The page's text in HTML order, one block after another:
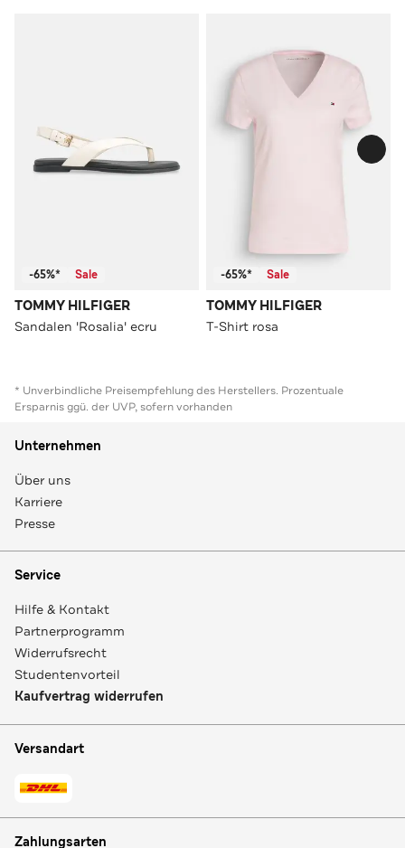
-65%* Sale
TOMMY HILFIGER
Sandalen 'Rosalia' ecru
-65%* Sale
TOMMY HILFIGER
T-Shirt rosa
* Unverbindliche Preisempfehlung des Herstellers. Prozentuale
Ersparnis ggü. der UVP, sofern vorhanden
Unternehmen
Über uns
Karriere
Presse
Service
Hilfe & Kontakt
Partnerprogramm
Widerrufsrecht
Studentenvorteil
Kaufvertrag widerrufen
Versandart
Zahlungsarten